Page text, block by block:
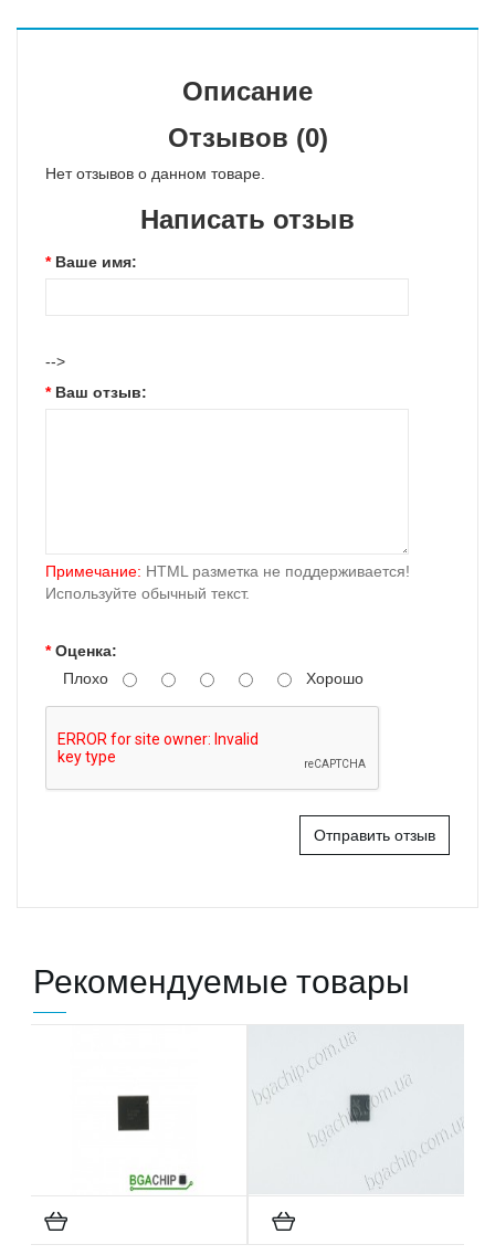
Описание
Отзывов (0)
Нет отзывов о данном товаре.
Написать отзыв
Ваше имя:
-->
Ваш отзыв:
Примечание: HTML разметка не поддерживается!
Используйте обычный текст.
Оценка:
Плохо
Хорошо
Отправить отзыв
Рекомендуемые товары